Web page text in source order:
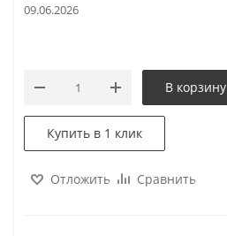
09.06.2026
В корзину
Купить в 1 клик
Отложить Сравнить